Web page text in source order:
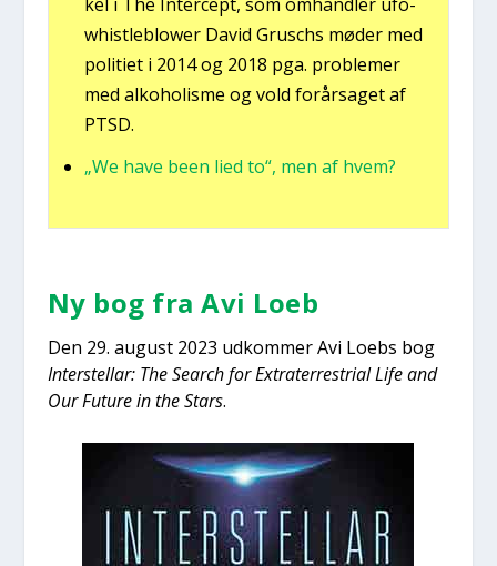
whi­st­le­blower David Grus­chs møder med
poli­ti­et i 2014 og 2018 pga. pro­ble­mer
med alko­ho­lis­me og vold for­år­sa­get af
PTSD.
„We have been lied to“, men af hvem?
Ny bog fra Avi Loeb
Den 29. august 2023 udkom­mer Avi Loebs bog
Inter­stel­lar: The Search for Extra­ter­re­stri­al Life and
Our Futu­re in the Stars.